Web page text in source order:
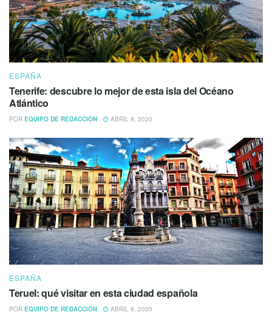
ESPAÑA
Tenerife: descubre lo mejor de esta isla del Océano
Atlántico
POR EQUIPO DE REDACCIÓN ABRIL 8, 2020
ESPAÑA
Teruel: qué visitar en esta ciudad española
POR EQUIPO DE REDACCIÓN ABRIL 8, 2020